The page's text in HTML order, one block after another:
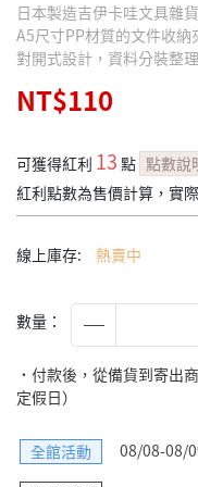
日本製造吉伊卡哇文具雜貨
A5尺寸PP材質的文件收納
對開式設計，資料分裝整
NT$110
可獲得紅利 13 點 點數說
紅利點數為售價計算，實
線上庫存: 熱賣中
數量：
˙付款後，從備貨到寄出
定假日）
全館活動
08/08-08/